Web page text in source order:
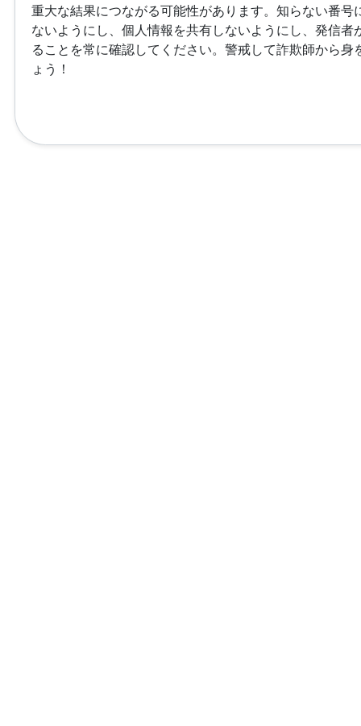
重大な結果につながる可能性があります。知らない番号
ないようにし、個人情報を共有しないようにし、発信者
ることを常に確認してください。警戒して詐欺師から身
ょう！